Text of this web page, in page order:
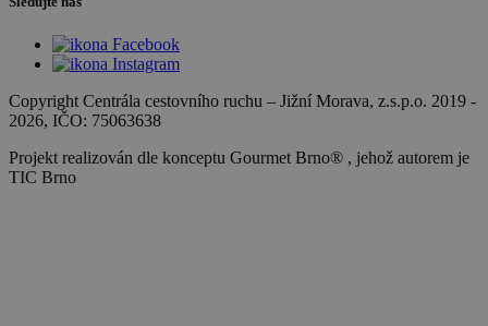
Copyright Centrála cestovního ruchu – Jižní Morava, z.s.p.o. 2019 -
2026, IČO: 75063638
Projekt realizován dle konceptu Gourmet Brno® , jehož autorem je
TIC Brno